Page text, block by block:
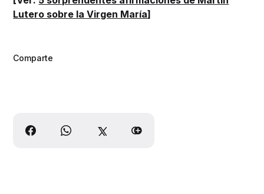
Lutero sobre la Virgen María]
Comparte